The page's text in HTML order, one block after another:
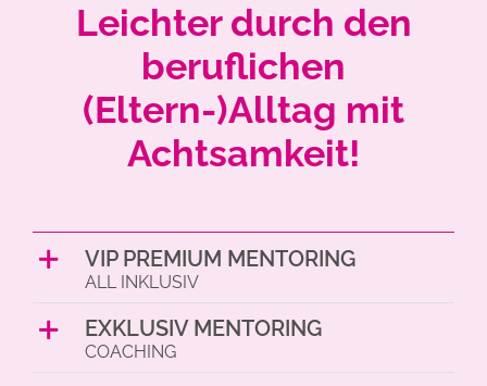
Leichter durch den
beruflichen
(Eltern-)Alltag mit
Achtsamkeit!
VIP PREMIUM MENTORING
EXKLUSIV MENTORING